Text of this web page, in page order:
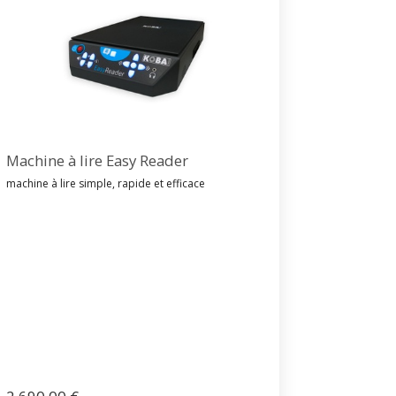
Machine à lire Easy Reader
machine à lire simple, rapide et efficace